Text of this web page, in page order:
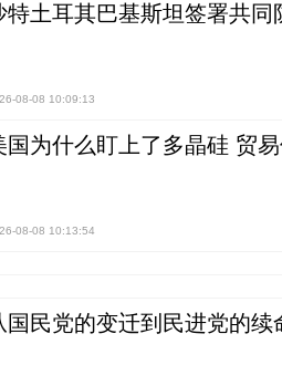
特土耳其巴基斯坦签署共同
08-08 10:09:13
国为什么盯上了多晶硅 贸
08-08 10:13:54
国民党的变迁到民进党的续